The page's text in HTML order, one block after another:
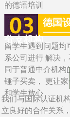
的德语培训
德国
分支机构
留学生遇到问题均
系公司进行 解决，
同于普通中介机构
锤子买卖， 更让家
和学生放心
我们与国际认证机
立良好的合作关系